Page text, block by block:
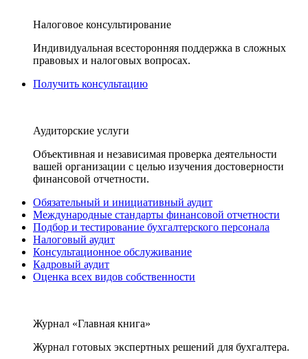
Налоговое консультирование
Индивидуальная всесторонняя поддержка в сложных
правовых и налоговых вопросах.
Получить консультацию
Аудиторские услуги
Объективная и независимая проверка деятельности
вашей организации с целью изучения достоверности
финансовой отчетности.
Обязательный и инициативный аудит
Международные стандарты финансовой отчетности
Подбор и тестирование бухгалтерского персонала
Налоговый аудит
Консультационное обслуживание
Кадровый аудит
Оценка всех видов собственности
Журнал «Главная книга»
Журнал готовых экспертных решений для бухгалтера.